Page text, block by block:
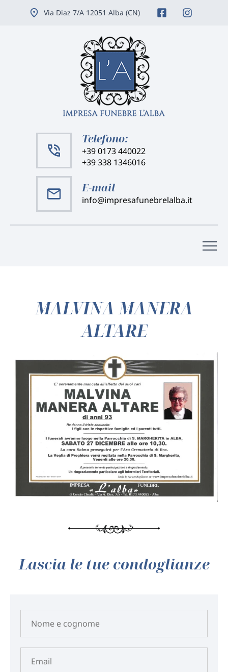
Via Diaz 7/A 12051 Alba (CN)
Telefono:
+39 0173 440022
+39 338 1346016
E-mail
info@impresafunebrelalba.it
MALVINA MANERA
ALTARE
Lascia le tue condoglianze